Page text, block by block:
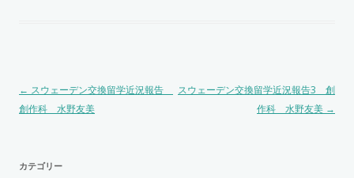
投稿ナビゲーション
← スウェーデン交換留学近況報告
創作科 水野友美
スウェーデン交換留学近況報告3 創
作科 水野友美 →
カテゴリー